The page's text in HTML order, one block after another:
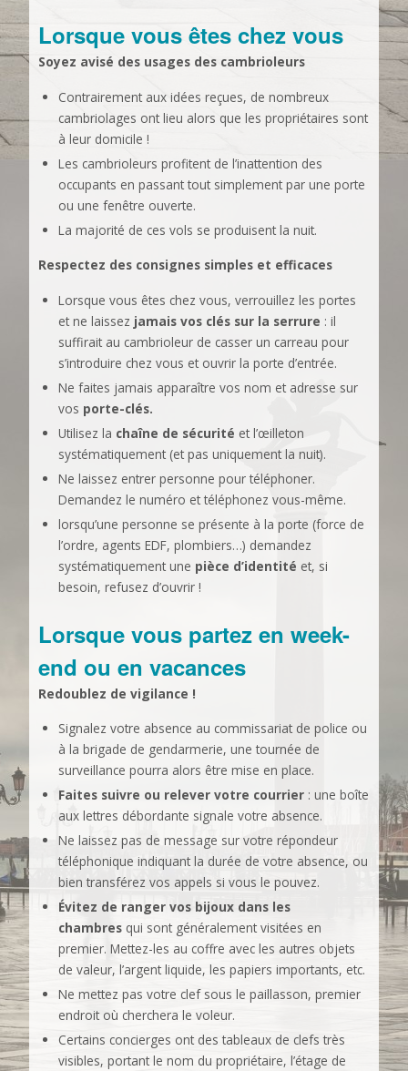
Lorsque vous êtes chez vous
Soyez avisé des usages des cambrioleurs
Contrairement aux idées reçues, de nombreux
cambriolages ont lieu alors que les propriétaires sont
à leur domicile !
Les cambrioleurs profitent de l’inattention des
occupants en passant tout simplement par une porte
ou une fenêtre ouverte.
La majorité de ces vols se produisent la nuit.
Respectez des consignes simples et efficaces
Lorsque vous êtes chez vous, verrouillez les portes
et ne laissez jamais vos clés sur la serrure : il
suffirait au cambrioleur de casser un carreau pour
s’introduire chez vous et ouvrir la porte d’entrée.
Ne faites jamais apparaître vos nom et adresse sur
vos porte-clés.
Utilisez la chaîne de sécurité et l’œilleton
systématiquement (et pas uniquement la nuit).
Ne laissez entrer personne pour téléphoner.
Demandez le numéro et téléphonez vous-même.
lorsqu’une personne se présente à la porte (force de
l’ordre, agents EDF, plombiers…) demandez
systématiquement une pièce d’identité et, si
besoin, refusez d’ouvrir !
Lorsque vous partez en week-
end ou en vacances
Redoublez de vigilance !
Signalez votre absence au commissariat de police ou
à la brigade de gendarmerie, une tournée de
surveillance pourra alors être mise en place.
Faites suivre ou relever votre courrier : une boîte
aux lettres débordante signale votre absence.
Ne laissez pas de message sur votre répondeur
téléphonique indiquant la durée de votre absence, ou
bien transférez vos appels si vous le pouvez.
Évitez de ranger vos bijoux dans les
chambres qui sont généralement visitées en
premier. Mettez-les au coffre avec les autres objets
de valeur, l’argent liquide, les papiers importants, etc.
Ne mettez pas votre clef sous le paillasson, premier
endroit où cherchera le voleur.
Certains concierges ont des tableaux de clefs très
visibles, portant le nom du propriétaire, l’étage de